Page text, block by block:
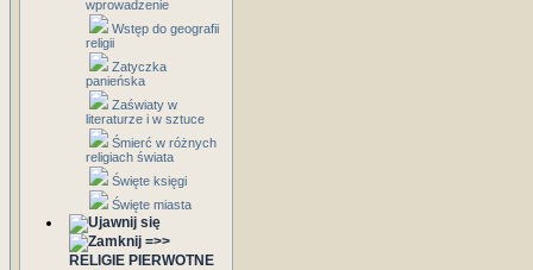
wprowadzenie
Wstęp do geografii
religii
Zatyczka
panieńska
Zaświaty w
literaturze i w sztuce
Śmierć w różnych
religiach świata
Święte księgi
Święte miasta
=>>
RELIGIE PIERWOTNE